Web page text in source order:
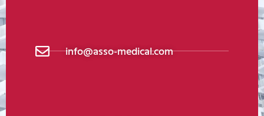
info@asso-medical.com